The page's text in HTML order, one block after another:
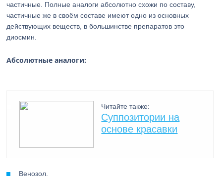
частичные. Полные аналоги абсолютно схожи по составу,
частичные же в своём составе имеют одно из основных
действующих веществ, в большинстве препаратов это
диосмин.
Абсолютные аналоги:
Читайте также:
Суппозитории на
основе красавки
Венозол.